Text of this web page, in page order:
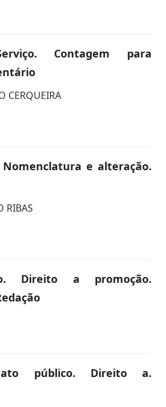
Contagem para
CERQUEIRA
Nomenclatura e alteração.
RIBAS
Direito a promoção.
público. Direito a.